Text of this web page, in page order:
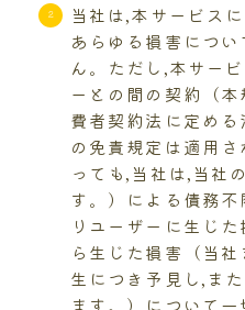
当社は,本サービス
あらゆる損害につ
ん。ただし,本サー
ーとの間の契約（
費者契約法に定め
の免責規定は適用
っても,当社は,当社
す。）による債務
りユーザーに生じ
ら生じた損害（当
生につき予見し,ま
ます。）について一